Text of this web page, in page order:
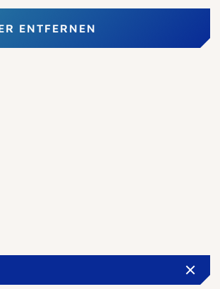
ENTFERNEN